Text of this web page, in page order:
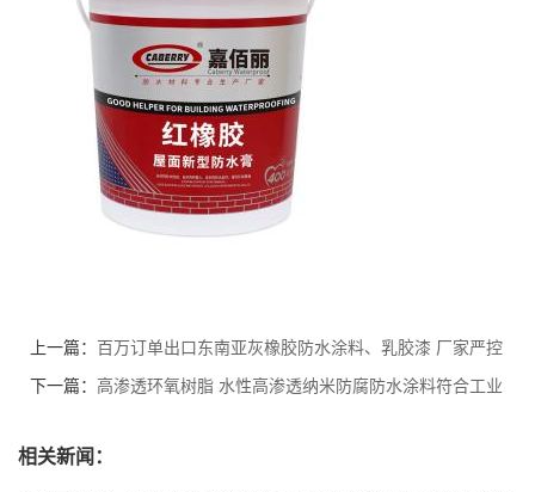
上一篇： 百万订单出口东南亚灰橡胶防水涂料、乳胶漆 厂家严控
品质获信赖
下一篇： 高渗透环氧树脂 水性高渗透纳米防腐防水涂料符合工业
相关新闻：